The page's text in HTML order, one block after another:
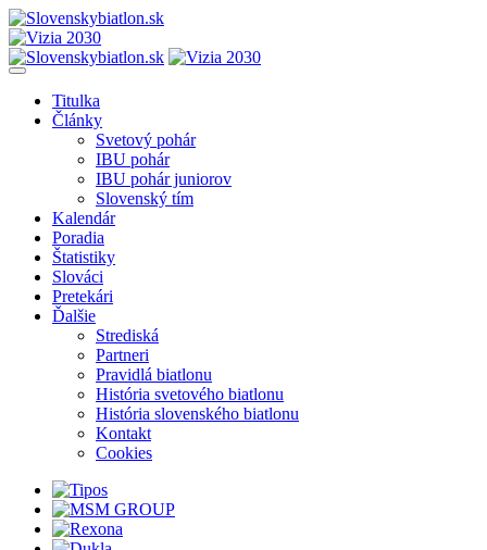
Titulka
Články
Svetový pohár
IBU pohár
IBU pohár juniorov
Slovenský tím
Kalendár
Poradia
Štatistiky
Slováci
Pretekári
Ďalšie
Strediská
Partneri
Pravidlá biatlonu
História svetového biatlonu
História slovenského biatlonu
Kontakt
Cookies